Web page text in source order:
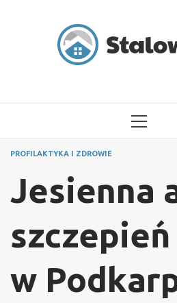
PRIMARY
PROFILAKTYKA I ZDROWIE
Jesienna
w